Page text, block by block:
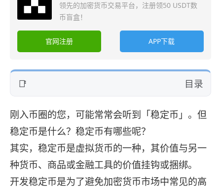
领先的加密货币交易平台，注册领50 USDT数
币盲盒！
官网注册 APP下载
目录
刚入币圈的您，可能常常会听到「稳定币」。但
稳定币是什么？稳定币有哪些呢？
其实，稳定币是虚拟货币的一种，其价值与另一
种货币、商品或金融工具的价值挂钩或捆绑。
开发稳定币是为了避免加密货币市场中常见的高